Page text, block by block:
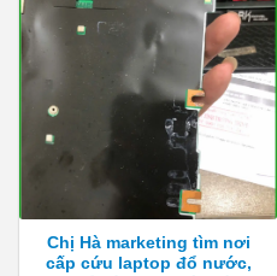
Chị Hà marketing tìm nơi
cấp cứu laptop đổ nước,